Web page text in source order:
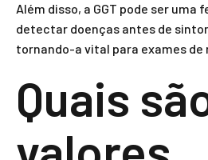
Além disso, a GGT pode ser
detectar doenças antes de
tornando-a vital para exames de
Quais